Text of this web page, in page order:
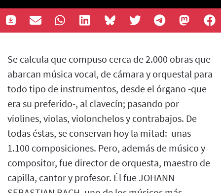
Se calcula que compuso cerca de 2.000 obras que
abarcan música vocal, de cámara y orquestal para
todo tipo de instrumentos, desde el órgano -que
era su preferido-, al clavecín; pasando por
violines, violas, violonchelos y contrabajos. De
todas éstas, se conservan hoy la mitad: unas
1.100 composiciones. Pero, además de músico y
compositor, fue director de orquesta, maestro de
capilla, cantor y profesor. Él fue JOHANN